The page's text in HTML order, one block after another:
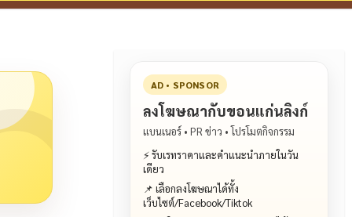
AD • SPONSOR
ลงโฆษณากับขอนแก่นลิงก์
แบนเนอร์ • PR ข่าว • โปรโมตกิจกรรม
⚡ รับเรทราคาและคำแนะนำภายในวัน
เดียว
📌 เลือกลงโฆษณาได้ทั้ง
เว็บไซต์/Facebook/Tiktok